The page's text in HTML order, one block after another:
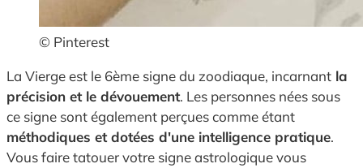
© Pinterest
La Vierge est le 6ème signe du zoodiaque, incarnant la
précision et le dévouement. Les personnes nées sous
ce signe sont également perçues comme étant
méthodiques et dotées d'une intelligence pratique.
Vous faire tatouer votre signe astrologique vous